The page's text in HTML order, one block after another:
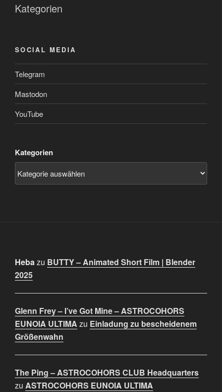
Kategorien
SOCIAL MEDIA
Telegram
Mastodon
YouTube
Kategorien
Hebazu BUTTY – Animated Short Film | Blender
2025
Glenn Frey – I’ve Got Mine – ASTROCOHORS
EUNOIA ULTIMA zu Einladung zu bescheidenem
Größenwahn
The Ping – ASTROCOHORS CLUB Headquarters
zu ASTROCOHORS EUNOIA ULTIMA